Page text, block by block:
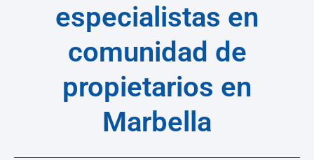
especialistas en
comunidad de
propietarios en
Marbella